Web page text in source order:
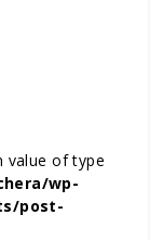
value of type
wp-
post-